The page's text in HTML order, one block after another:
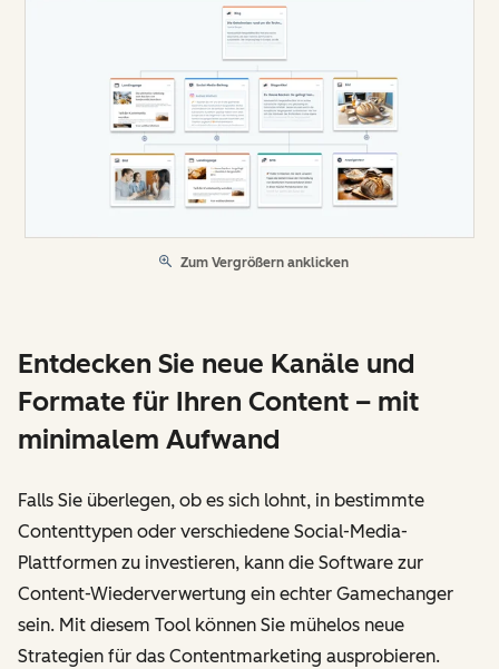
Zum Vergrößern anklicken
Entdecken Sie neue Kanäle und
Formate für Ihren Content – mit
minimalem Aufwand
Falls Sie überlegen, ob es sich lohnt, in bestimmte
Contenttypen oder verschiedene Social-Media-
Plattformen zu investieren, kann die Software zur
Content-Wiederverwertung ein echter Gamechanger
sein. Mit diesem Tool können Sie mühelos neue
Strategien für das Contentmarketing ausprobieren.